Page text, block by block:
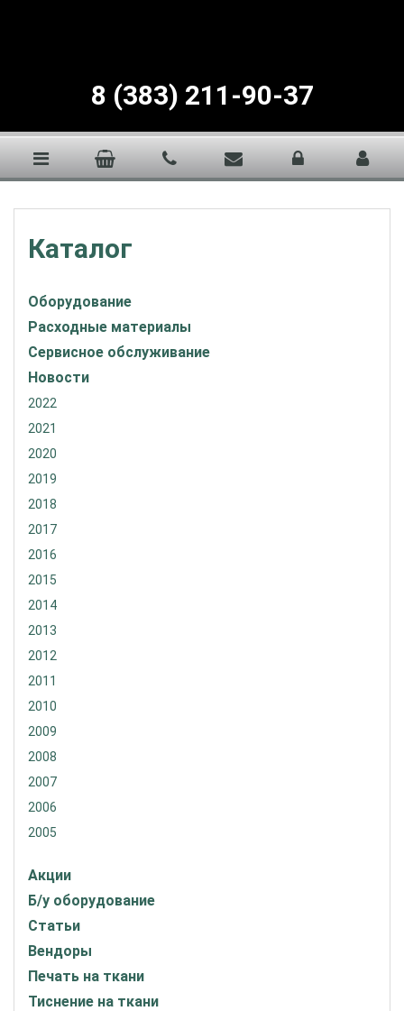
8 (383) 211-90-37
Каталог
Оборудование
Расходные материалы
Сервисное обслуживание
Новости
2022
2021
2020
2019
2018
2017
2016
2015
2014
2013
2012
2011
2010
2009
2008
2007
2006
2005
Акции
Б/у оборудование
Статьи
Вендоры
Печать на ткани
Тиснение на ткани